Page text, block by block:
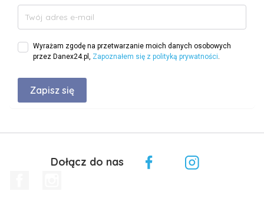
Wyrażam zgodę na przetwarzanie moich danych osobowych
przez Danex24.pl, Zapoznałem się z polityką prywatności
Dołącz do nas